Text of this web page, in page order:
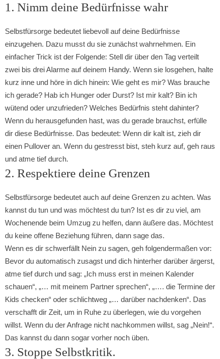
1. Nimm deine Bedürfnisse wahr
Selbstfürsorge bedeutet liebevoll auf deine Bedürfnisse
einzugehen. Dazu musst du sie zunächst wahrnehmen. Ein
einfacher Trick ist der Folgende: Stell dir über den Tag verteilt
zwei bis drei Alarme auf deinem Handy. Wenn sie losgehen, halte
kurz inne und höre in dich hinein: Wie geht es mir? Was brauche
ich gerade? Hab ich Hunger oder Durst? Ist mir kalt? Bin ich
wütend oder unzufrieden? Welches Bedürfnis steht dahinter?
Wenn du herausgefunden hast, was du gerade brauchst, erfülle
dir diese Bedürfnisse. Das bedeutet: Wenn dir kalt ist, zieh dir
einen Pullover an. Wenn du gestresst bist, steh kurz auf, geh raus
und atme tief durch.
2. Respektiere deine Grenzen
Selbstfürsorge bedeutet auch auf deine Grenzen zu achten. Was
kannst du tun und was möchtest du tun? Ist es dir zu viel, am
Wochenende beim Umzug zu helfen, dann äußere das. Möchtest
du keine offene Beziehung führen, dann sage das.
Wenn es dir schwerfällt Nein zu sagen, geh folgendermaßen vor:
Bevor du automatisch zusagst und dich hinterher darüber ärgerst,
atme tief durch und sag: „Ich muss erst in meinen Kalender
schauen“, „… mit meinem Partner sprechen“, „…. die Termine der
Kids checken“ oder schlichtweg „… darüber nachdenken“. Das
verschafft dir Zeit, um in Ruhe zu überlegen, wie du vorgehen
willst. Wenn du der Anfrage nicht nachkommen willst, sag „Nein!“.
Das kannst du dann sogar vorher noch üben.
3. Stoppe Selbstkritik.